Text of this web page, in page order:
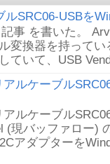
SRC06-USBを
事 を書いた。
変換器を持って
ていて、USB
ルケーブル
ルケーブル
(現バッファロー)
アダプターを